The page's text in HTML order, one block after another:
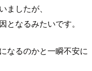
したが、
となるみたいです。
なるのかと一瞬不安に